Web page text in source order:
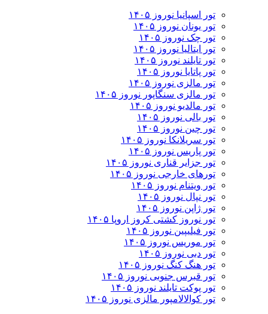
تور اسپانیا نوروز ۱۴۰۵
تور یونان نوروز ۱۴۰۵
تور چک نوروز ۱۴۰۵
تور ایتالیا نوروز ۱۴۰۵
تور تایلند نوروز ۱۴۰۵
تور پاتایا نوروز ۱۴۰۵
تور مالزی نوروز ۱۴۰۵
تور مالزی سنگاپور نوروز ۱۴۰۵
تور مالدیو نوروز ۱۴۰۵
تور بالی نوروز ۱۴۰۵
تور چين نوروز ۱۴۰۵
تور سریلانکا نوروز ۱۴۰۵
تور پاریس نوروز ۱۴۰۵
تور جزایر قناری نوروز ۱۴۰۵
تورهای خارجی نوروز ۱۴۰۵
تور ویتنام نوروز ۱۴۰۵
تور نپال نوروز ۱۴۰۵
تور ژاپن نوروز ۱۴۰۵
تور نوروز کشتی کروز اروپا ۱۴۰۵
تور فیلیپین نوروز ۱۴۰۵
تور موریس نوروز ۱۴۰۵
تور دبی نوروز ۱۴۰۵
تور هنگ کنگ نوروز ۱۴۰۵
تور قبرس جنوبی نوروز ۱۴۰۵
تور پوکت تایلند نوروز ۱۴۰۵
تور کوالالامپور مالزی نوروز ۱۴۰۵